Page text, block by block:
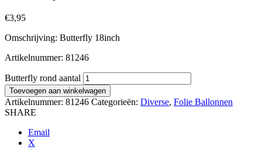
€3,95
Omschrijving: Butterfly 18inch
Artikelnummer: 81246
Butterfly rond aantal
Toevoegen aan winkelwagen
Artikelnummer: 81246 Categorieën: Diverse, Folie Ballonnen
SHARE
Email
X